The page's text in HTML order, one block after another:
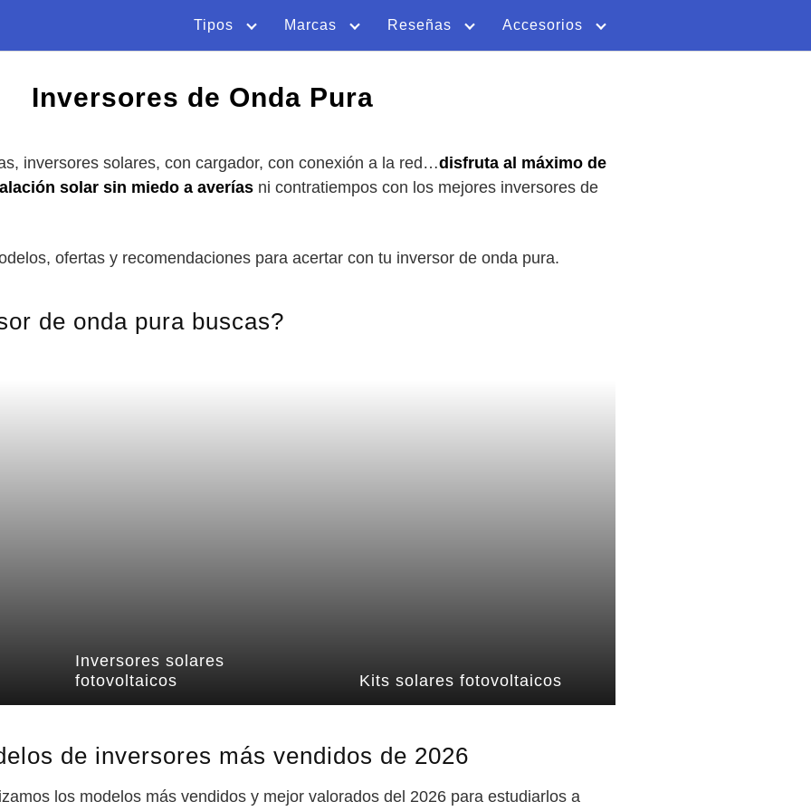
Tipos Marcas Reseñas Accesorios
Inversores de Onda Pura
inversores solares, con cargador, con conexión a la red…disfruta al máximo de
solar sin miedo a averías ni contratiempos con los mejores inversores de
ofertas y recomendaciones para acertar con tu inversor de onda pura.
de onda pura buscas?
Inversores solares
fotovoltaicos
Kits solares fotovoltaicos
de inversores más vendidos de 2026
los modelos más vendidos y mejor valorados del 2026 para estudiarlos a